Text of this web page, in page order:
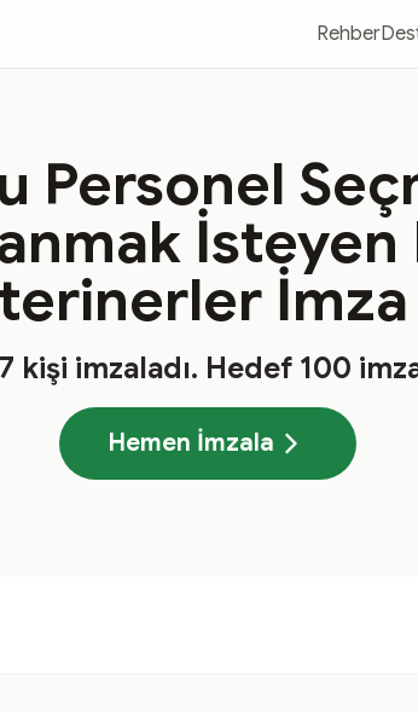
Rehber
Personel
İmza
kişi imzaladı. Hedef 100
Hemen İmzala